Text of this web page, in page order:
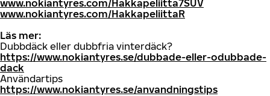
www.nokiantyres.com/Hakkapeliitta7SUV
www.nokiantyres.com/HakkapeliittaR
Läs mer:
Dubbdäck eller dubbfria vinterdäck?
https://www.nokiantyres.se/dubbade-eller-odubbade-
dack
Användartips
https://www.nokiantyres.se/anvandningstips